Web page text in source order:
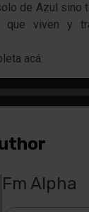
de Azul sino
que viven y
acá:
Fm Alpha